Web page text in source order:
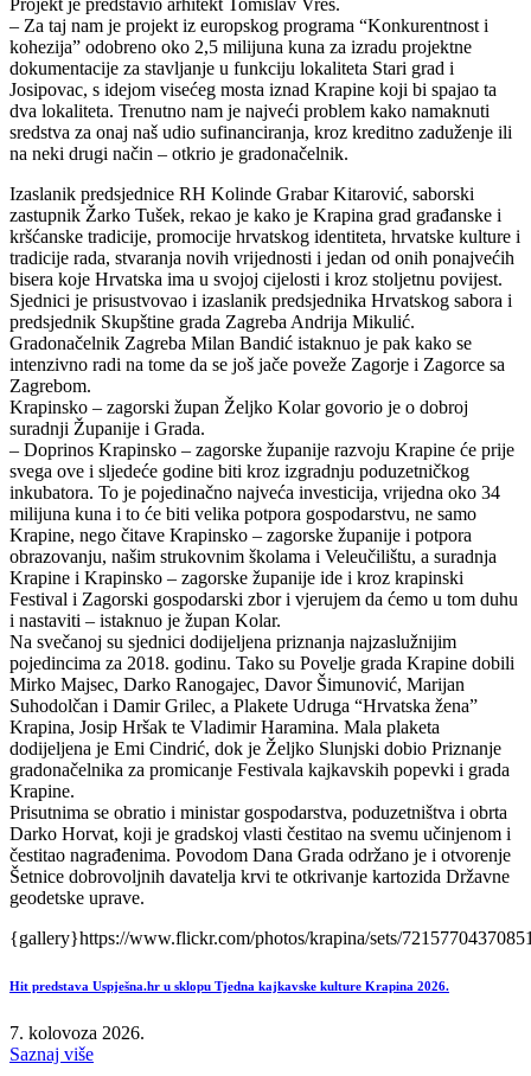
– Za taj nam je projekt iz europskog programa “Konkurentnost i
kohezija” odobreno oko 2,5 milijuna kuna za izradu projektne
dokumentacije za stavljanje u funkciju lokaliteta Stari grad i
Josipovac, s idejom visećeg mosta iznad Krapine koji bi spajao ta
dva lokaliteta. Trenutno nam je najveći problem kako namaknuti
sredstva za onaj naš udio sufinanciranja, kroz kreditno zaduženje ili
na neki drugi način – otkrio je gradonačelnik.
Izaslanik predsjednice RH Kolinde Grabar Kitarović, saborski
zastupnik Žarko Tušek, rekao je kako je Krapina grad građanske i
kršćanske tradicije, promocije hrvatskog identiteta, hrvatske kulture i
tradicije rada, stvaranja novih vrijednosti i jedan od onih ponajvećih
bisera koje Hrvatska ima u svojoj cijelosti i kroz stoljetnu povijest.
Sjednici je prisustvovao i izaslanik predsjednika Hrvatskog sabora i
predsjednik Skupštine grada Zagreba Andrija Mikulić.
Gradonačelnik Zagreba Milan Bandić istaknuo je pak kako se
intenzivno radi na tome da se još jače poveže Zagorje i Zagorce sa
Zagrebom.
Krapinsko – zagorski župan Željko Kolar govorio je o dobroj
suradnji Županije i Grada.
– Doprinos Krapinsko – zagorske županije razvoju Krapine će prije
svega ove i sljedeće godine biti kroz izgradnju poduzetničkog
inkubatora. To je pojedinačno najveća investicija, vrijedna oko 34
milijuna kuna i to će biti velika potpora gospodarstvu, ne samo
Krapine, nego čitave Krapinsko – zagorske županije i potpora
obrazovanju, našim strukovnim školama i Veleučilištu, a suradnja
Krapine i Krapinsko – zagorske županije ide i kroz krapinski
Festival i Zagorski gospodarski zbor i vjerujem da ćemo u tom duhu
i nastaviti – istaknuo je župan Kolar.
Na svečanoj su sjednici dodijeljena priznanja najzaslužnijim
pojedincima za 2018. godinu. Tako su Povelje grada Krapine dobili
Mirko Majsec, Darko Ranogajec, Davor Šimunović, Marijan
Suhodolčan i Damir Grilec, a Plakete Udruga “Hrvatska žena”
Krapina, Josip Hršak te Vladimir Haramina. Mala plaketa
dodijeljena je Emi Cindrić, dok je Željko Slunjski dobio Priznanje
gradonačelnika za promicanje Festivala kajkavskih popevki i grada
Krapine.
Prisutnima se obratio i ministar gospodarstva, poduzetništva i obrta
Darko Horvat, koji je gradskoj vlasti čestitao na svemu učinjenom i
čestitao nagrađenima. Povodom Dana Grada održano je i otvorenje
Šetnice dobrovoljnih davatelja krvi te otkrivanje kartozida Državne
geodetske uprave.
{gallery}https://www.flickr.com/photos/krapina/sets/
Hit predstava Uspješna.hr u sklopu Tjedna kajkavske kulture Krapina 2026.
7. kolovoza 2026.
Saznaj više